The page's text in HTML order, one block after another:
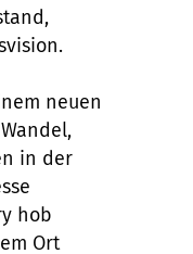
neuen
in der
hob
Ort